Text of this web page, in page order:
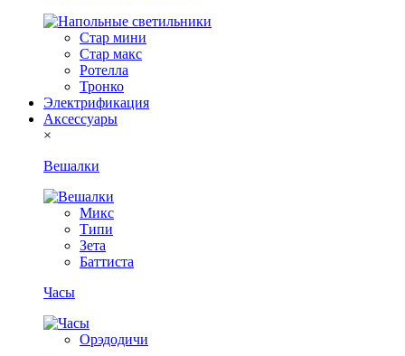
Стар мини
Стар макс
Ротелла
Тронко
Электрификация
Аксессуары
×
Вешалки
Микс
Типи
Зета
Баттиста
Часы
Орэдодичи